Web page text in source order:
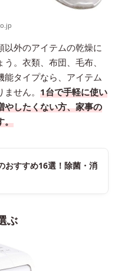
外のアイテムの乾燥に
。衣類、布団、毛布、
タイプなら、アイテム
せん。 1台で手軽に使い
やしたくない方、家事の
。
おすすめ16選！除菌・消
ぶ